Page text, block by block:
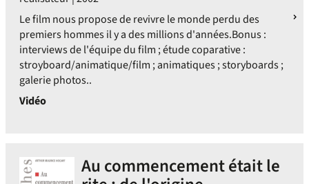
Le film nous propose de revivre le monde perdu des
premiers hommes il y a des millions d'années.Bonus :
interviews de l'équipe du film ; étude coparative :
stroyboard/animatique/film ; animatiques ; storyboards ;
galerie photos..
Vidéo
Au commencement était le